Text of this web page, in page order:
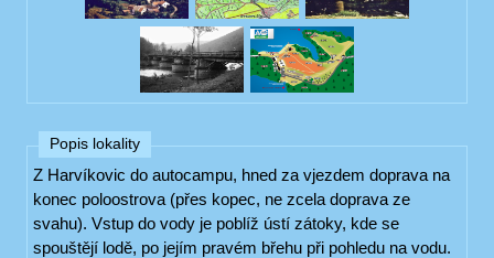
Popis lokality
Z Harvíkovic do autocampu, hned za vjezdem doprava na
konec poloostrova (přes kopec, ne zcela doprava ze
svahu). Vstup do vody je poblíž ústí zátoky, kde se
spouštějí lodě, po jejím pravém břehu při pohledu na vodu.